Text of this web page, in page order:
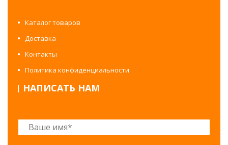
Каталог товаров
Доставка
Контакты
Политика конфиденциальности
НАПИСАТЬ НАМ